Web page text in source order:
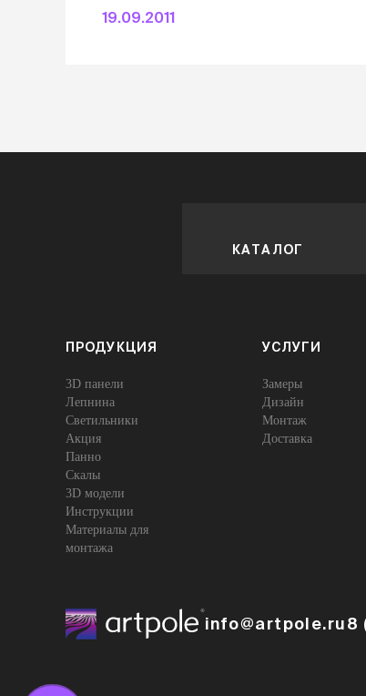
19.09.2011
КАТАЛОГ
ПРОДУКЦИЯ
3D панели
Лепнина
Cветильники
Акция
Панно
Скалы
3D модели
Инструкции
Материалы для
монтажа
УСЛУГИ
Замеры
Дизайн
Монтаж
Доставка
info@artpole.ru8